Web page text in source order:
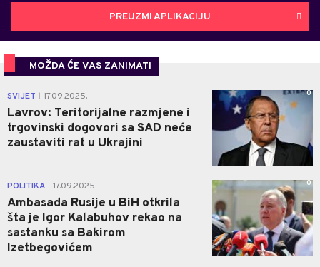
PREUZMI APLIKACIJU
MOŽDA ĆE VAS ZANIMATI
SVIJET 17.09.2025.
Lavrov: Teritorijalne razmjene i
trgovinski dogovori sa SAD neće
zaustaviti rat u Ukrajini
0
POLITIKA 17.09.2025.
Ambasada Rusije u BiH otkrila
šta je Igor Kalabuhov rekao na
sastanku sa Bakirom
Izetbegovićem
0